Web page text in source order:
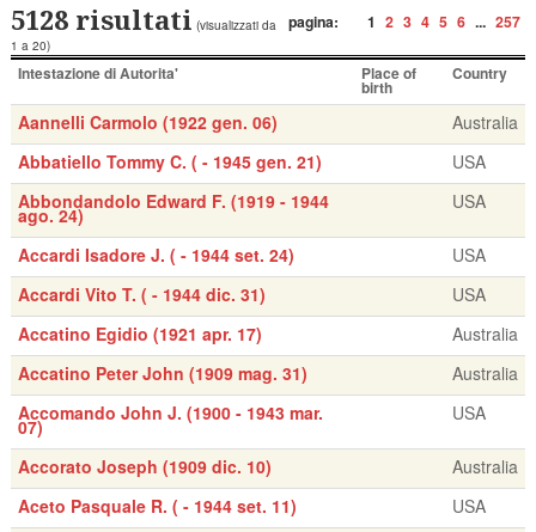
pagina: 1 2 3 4 5 6 ... 257
5128 risultati (visualizzati da
1 a 20)
Intestazione di Autorita' Place of
birth
Country
Aannelli Carmolo (1922 gen. 06)
Australia
Abbatiello Tommy C. ( - 1945 gen. 21)
USA
Abbondandolo Edward F. (1919 - 1944
ago. 24)
USA
Accardi Isadore J. ( - 1944 set. 24)
USA
Accardi Vito T. ( - 1944 dic. 31)
USA
Accatino Egidio (1921 apr. 17)
Australia
Accatino Peter John (1909 mag. 31)
Australia
Accomando John J. (1900 - 1943 mar.
07)
USA
Accorato Joseph (1909 dic. 10)
Australia
Aceto Pasquale R. ( - 1944 set. 11)
USA